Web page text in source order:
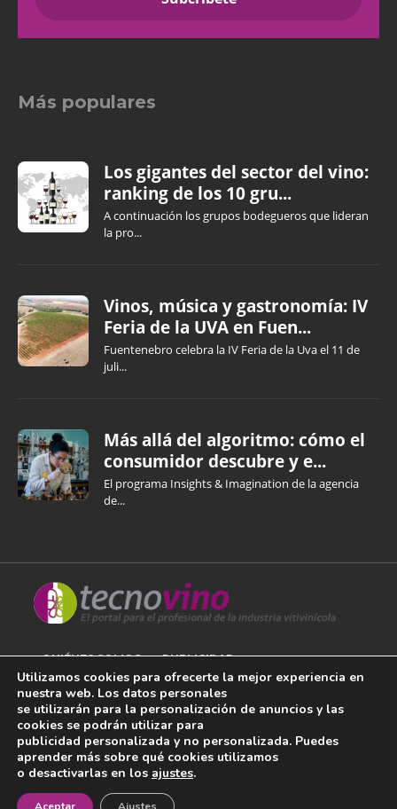
Más populares
Los gigantes del sector del vino:
ranking de los 10 gru...
A continuación los grupos bodegueros que lideran
la pro...
Vinos, música y gastronomía: IV
Feria de la UVA en Fuen...
Fuentenebro celebra la IV Feria de la Uva el 11 de
juli...
Más allá del algoritmo: cómo el
consumidor descubre y e...
El programa Insights & Imagination de la agencia
de...
QUIÉNES SOMOS PUBLICIDAD
AVISO LEGAL
POLÍTICA DE COOKIES
POLÍTICA DE PRIVACIDAD
CONTACTO¡Newsletter!
Utilizamos cookies para ofrecerte la mejor experiencia en
nuestra web. Los datos personales
se utilizarán para la personalización de anuncios y las
cookies se podrán utilizar para
publicidad personalizada y no personalizada. Puedes
aprender más sobre qué cookies utilizamos
o desactivarlas en los ajustes.